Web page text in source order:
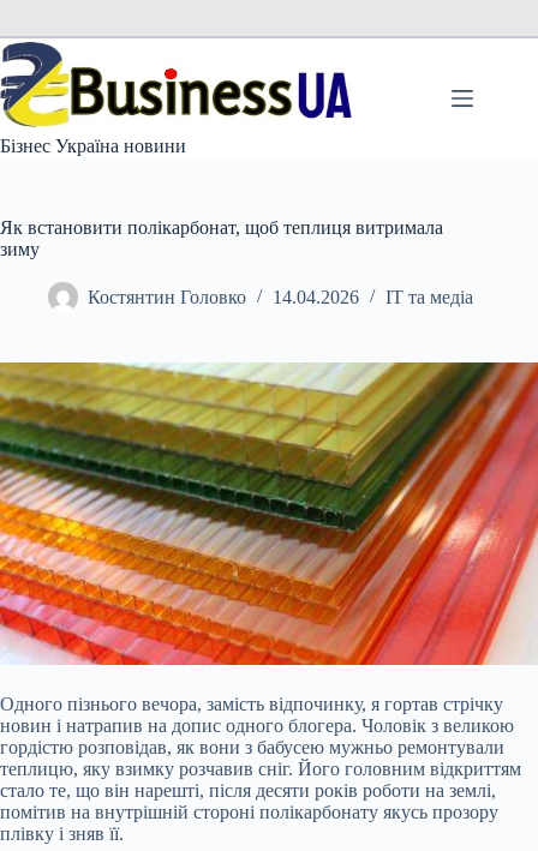
вмісту
Бізнес Україна новини
Як встановити полікарбонат, щоб теплиця витримала
зиму
Костянтин Головко 14.04.2026 IT та медіа
Одного пізнього вечора, замість відпочинку, я гортав стрічку
новин і натрапив на допис одного блогера. Чоловік з великою
гордістю розповідав, як вони з бабусею мужньо ремонтували
теплицю, яку взимку розчавив сніг. Його головним відкриттям
стало те, що він нарешті, після десяти років роботи на землі,
помітив на внутрішній стороні полікарбонату якусь прозору
плівку і зняв її.